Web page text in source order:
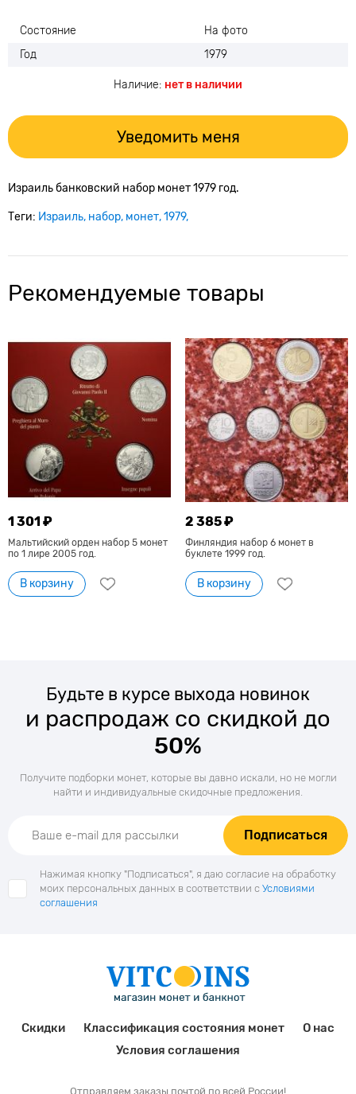
Состояние
На фото
Год
1979
Наличие: нет в наличии
Уведомить меня
Израиль банковский набор монет 1979 год.
Теги: Израиль набор монет 1979
Рекомендуемые товары
1 301 ₽
Мальтийский орден набор 5 монет
по 1 лире 2005 год.
В корзину
2 385 ₽
Финляндия набор 6 монет в
буклете 1999 год.
В корзину
Будьте в курсе выхода новинок
и распродаж со скидкой до
50%
Получите подборки монет, которые вы давно искали, но не могли
найти и индивидуальные скидочные предложения.
Подписаться
Нажимая кнопку "Подписаться", я даю согласие на обработку
моих персональных данных в соответствии с Условиями
соглашения
Скидки Классификация состояния монет
О нас
Условия соглашения
Отправляем заказы почтой по всей России!